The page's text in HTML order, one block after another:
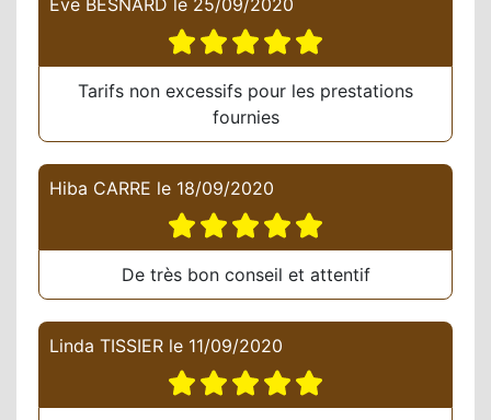
Eve BESNARD le 25/09/2020
Tarifs non excessifs pour les prestations
fournies
Hiba CARRE le 18/09/2020
De très bon conseil et attentif
Linda TISSIER le 11/09/2020